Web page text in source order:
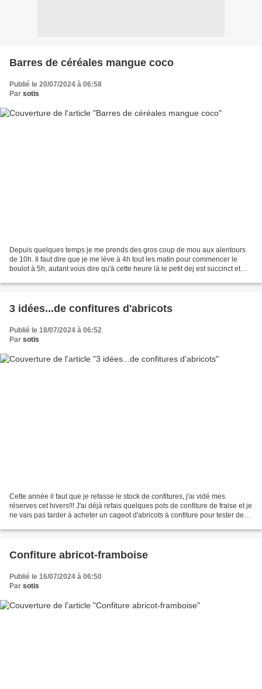
Barres de céréales mangue coco
Publié le 20/07/2024 à 06:58
Par sotis
Depuis quelques temps je me prends des gros coup de mou aux alentours
de 10h. Il faut dire que je me lève à 4h tout les matin pour commencer le
boulot à 5h, autant vous dire qu'à cette heure là le petit dej est succinct et
3 idées...de confitures d'abricots
Publié le 18/07/2024 à 06:52
Par sotis
Cette année il faut que je refasse le stock de confitures, j'ai vidé mes
réserves cet hivers!!! J'ai déjà refais quelques pots de confiture de fraise et je
ne vais pas tarder à acheter un cageot d'abricots à confiture pour tester de
Confiture abricot-framboise
Publié le 16/07/2024 à 06:50
Par sotis